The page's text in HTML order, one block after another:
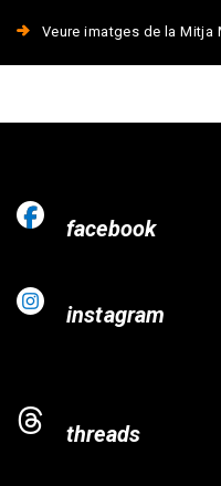
Veure imatges de la Mitja
facebook
instagram
threads